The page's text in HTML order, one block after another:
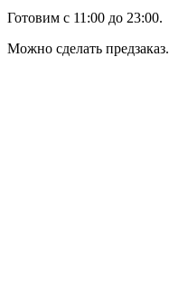
Готовим с 11:00 до 23:00.
Можно сделать предзаказ.